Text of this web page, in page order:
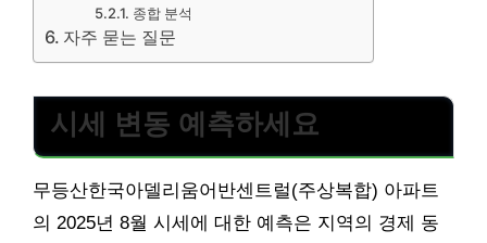
종합 분석
자주 묻는 질문
시세 변동 예측하세요
무등산한국아델리움어반센트럴(주상복합) 아파트
의 2025년 8월 시세에 대한 예측은 지역의 경제 동